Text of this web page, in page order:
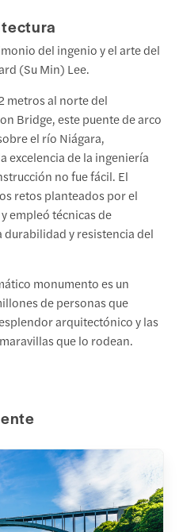
del ingenio y el arte del
(Su Min) Lee.
metros al norte del
Bridge, este puente de arco
el río Niágara,
excelencia de la ingeniería
no fue fácil. El
retos planteados por el
empleó técnicas de
y resistencia del
monumento es un
de personas que
arquitectónico y las
que lo rodean.